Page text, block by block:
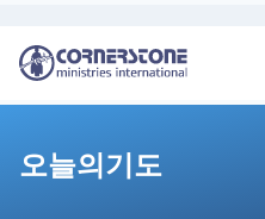
오늘의기도